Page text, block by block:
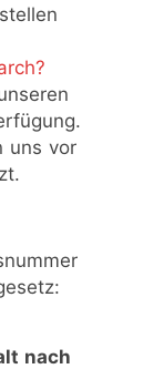
uns vor
nach